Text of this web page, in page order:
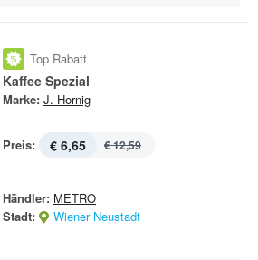
Top Rabatt
Kaffee Spezial
Marke: J. Hornig
Preis: € 6,65 € 12,59
Händler: METRO
Stadt:
Wiener Neustadt